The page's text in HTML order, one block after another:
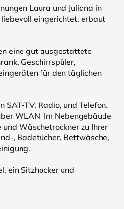
Laura und Juliana in
eingerichtet, erbaut
eine gut ausgestattete
Geschirrspüler,
für den täglichen
SAT-TV, Radio, und Telefon.
WLAN. Im Nebengebäude
und Wäschetrockner zu Ihrer
, Badetücher, Bettwäsche,
ein Sitzhocker und